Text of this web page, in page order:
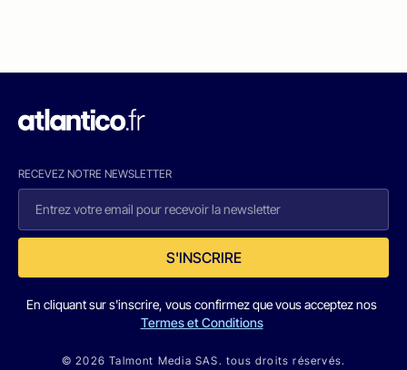
RECEVEZ NOTRE NEWSLETTER
S'INSCRIRE
En cliquant sur s'inscrire, vous confirmez que vous acceptez nos
Termes et Conditions
© 2026 Talmont Media SAS. tous droits réservés.